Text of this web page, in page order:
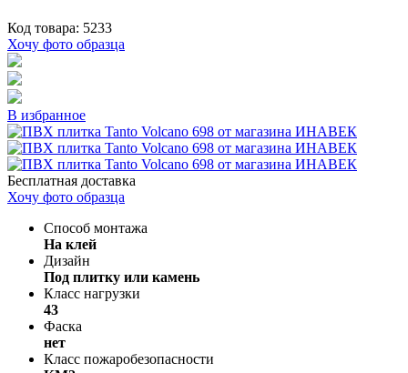
Код товара: 5233
Хочу фото образца
В избранное
Бесплатная доставка
Хочу фото образца
Способ монтажа
На клей
Дизайн
Под плитку или камень
Класс нагрузки
43
Фаска
нет
Класс пожаробезопасности